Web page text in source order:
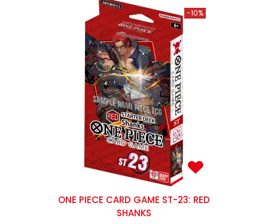
-10%
ONE PIECE CARD GAME ST-23: RED
SHANKS